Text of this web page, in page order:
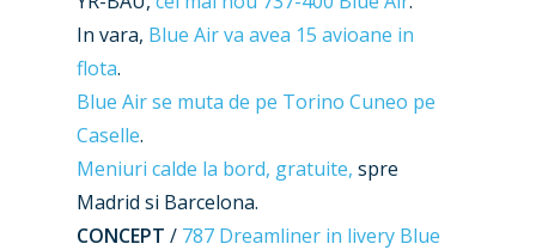
In vara, Blue Air va avea 15 avioane in
flota.
Blue Air se muta de pe Torino Cuneo pe
Caselle.
Meniuri calde la bord, gratuite, spre
Madrid si Barcelona.
CONCEPT / 787 Dreamliner in livery Blue
Paris 2023
Dubai 2019
Marketplace